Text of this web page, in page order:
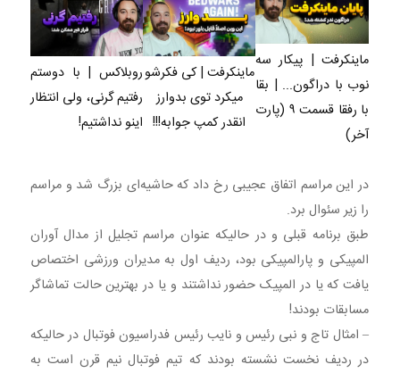
ماینکرفت | پیکار سه
نوب با دراگون... | بقا
با رفقا قسمت ۹ (پارت
آخر)
ماینکرفت | کی فکرشو
میکرد توی بدوارز
انقدر کمپ جوابه!!!
روبلاکس | با دوستم
رفتیم گرنی، ولی انتظار
اینو نداشتیم!
در این مراسم اتفاق عجیبی رخ داد که حاشیه‌ای بزرگ شد و مراسم
را زیر سئوال برد.
طبق برنامه قبلی و در حالیکه عنوان مراسم تجلیل از مدال آوران
المپیکی و پارالمپیکی بود، ردیف اول به مدیران ورزشی اختصاص
یافت که یا در المپیک حضور نداشتند و یا در بهترین حالت تماشاگر
مسابقات بودند!
– امثال تاج و نبی رئیس و نایب رئیس فدراسیون فوتبال در حالیکه
در ردیف نخست نشسته بودند که تیم فوتبال نیم قرن است به